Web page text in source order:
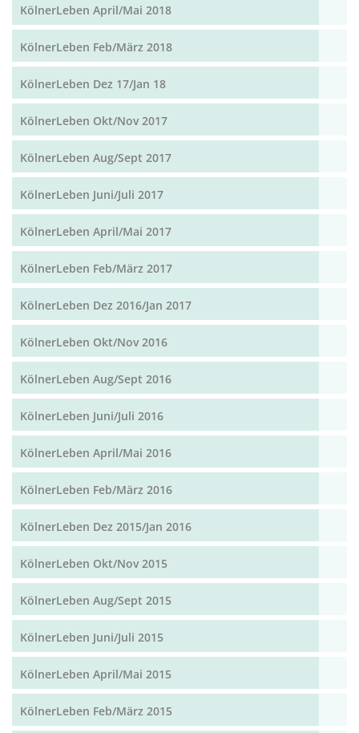
KölnerLeben April/Mai 2018
KölnerLeben Feb/März 2018
KölnerLeben Dez 17/Jan 18
KölnerLeben Okt/Nov 2017
KölnerLeben Aug/Sept 2017
KölnerLeben Juni/Juli 2017
KölnerLeben April/Mai 2017
KölnerLeben Feb/März 2017
KölnerLeben Dez 2016/Jan 2017
KölnerLeben Okt/Nov 2016
KölnerLeben Aug/Sept 2016
KölnerLeben Juni/Juli 2016
KölnerLeben April/Mai 2016
KölnerLeben Feb/März 2016
KölnerLeben Dez 2015/Jan 2016
KölnerLeben Okt/Nov 2015
KölnerLeben Aug/Sept 2015
KölnerLeben Juni/Juli 2015
KölnerLeben April/Mai 2015
KölnerLeben Feb/März 2015